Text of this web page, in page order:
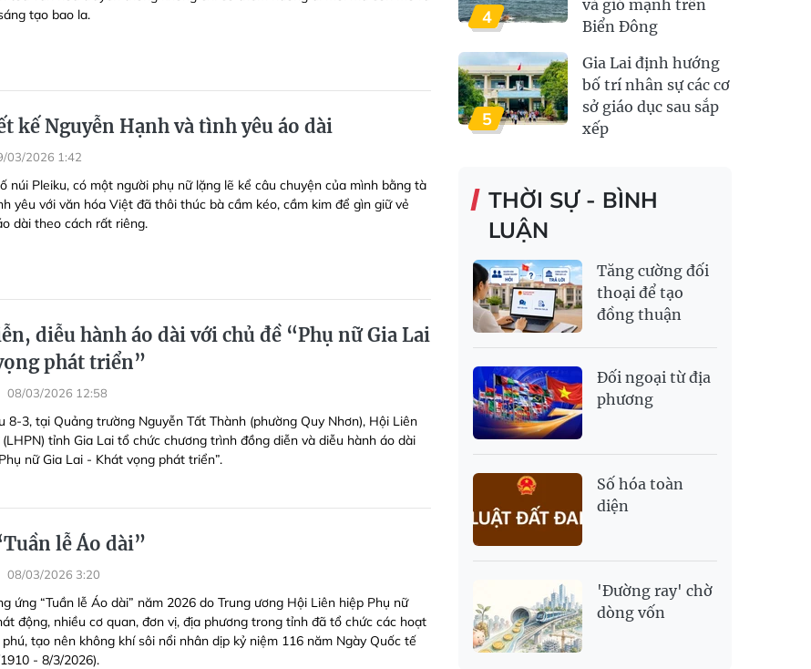
tạo bao la.
kế Nguyễn Hạnh và tình yêu áo dài
03/2026 1:42
núi Pleiku, có một người phụ nữ lặng lẽ kể câu chuyện của mình bằng tà
yêu với văn hóa Việt đã thôi thúc bà cầm kéo, cầm kim để gìn giữ vẻ
dài theo cách rất riêng.
diễu hành áo dài với chủ đề “Phụ nữ Gia Lai
phát triển”
08/03/2026 12:58
8-3, tại Quảng trường Nguyễn Tất Thành (phường Quy Nhơn), Hội Liên
tỉnh Gia Lai tổ chức chương trình đồng diễn và diễu hành áo dài
nữ Gia Lai - Khát vọng phát triển”.
lễ Áo dài”
08/03/2026 3:20
ứng “Tuần lễ Áo dài” năm 2026 do Trung ương Hội Liên hiệp Phụ nữ
động, nhiều cơ quan, đơn vị, địa phương trong tỉnh đã tổ chức các hoạt
tạo nên không khí sôi nổi nhân dịp kỷ niệm 116 năm Ngày Quốc tế
- 8/3/2026).
4
và gió mạnh trên
Biển Đông
5
Gia Lai định hướng
bố trí nhân sự các cơ
sở giáo dục sau sắp
xếp
THỜI SỰ - BÌNH
LUẬN
Tăng cường đối
thoại để tạo
đồng thuận
Đối ngoại từ địa
phương
Số hóa toàn
diện
'Đường ray' chờ
dòng vốn